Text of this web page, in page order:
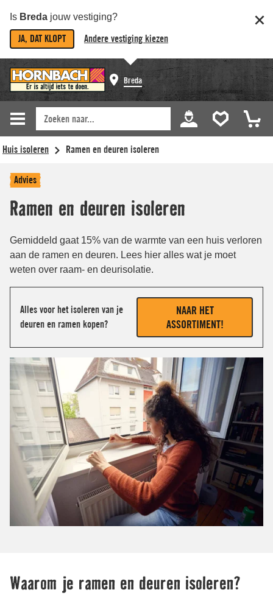
Is Breda jouw vestiging?
JA, DAT KLOPT Andere vestiging kiezen
Breda